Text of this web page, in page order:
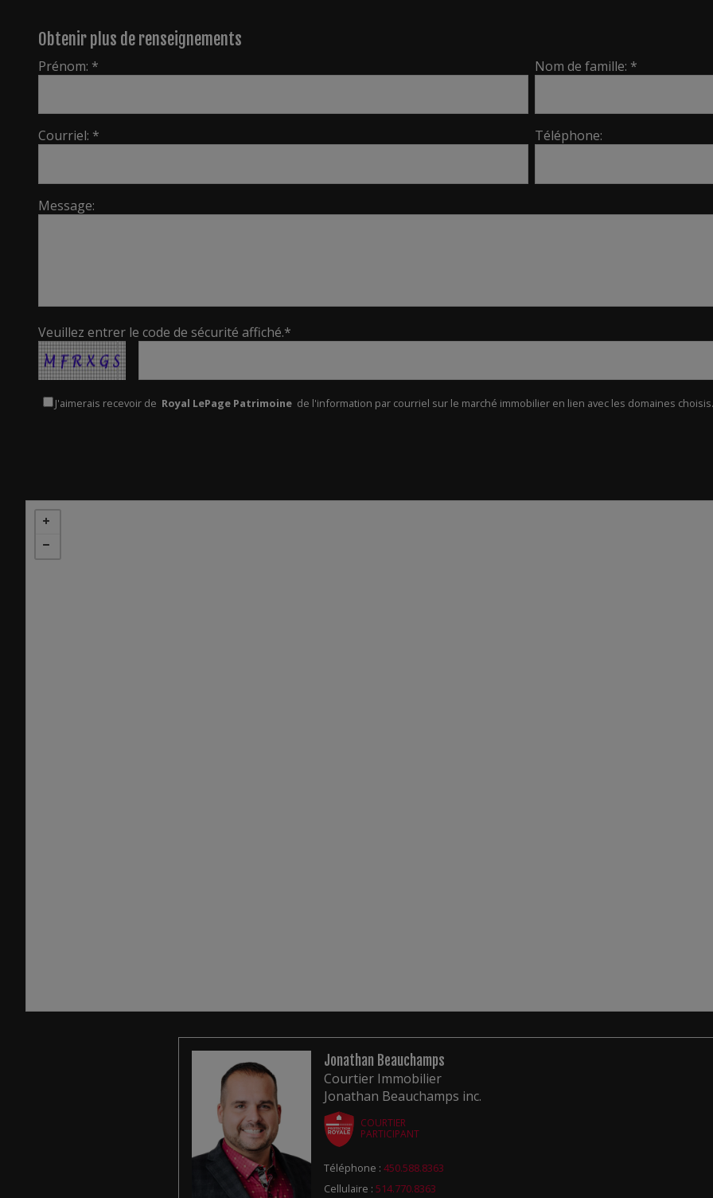
Obtenir plus de renseignements
Prénom: * Nom de famille: *
Courriel: * Téléphone:
Message:
Veuillez entrer le code de sécurité affiché.*
J'aimerais recevoir de Royal LePage Patrimoine de l'information par courriel sur le marché immobilier en lien avec les domaines
Jonathan Beauchamps
Courtier Immobilier
Jonathan Beauchamps inc.
COURTIER
PARTICIPANT
Téléphone : 450.588.8363
Cellulaire : 514.770.8363